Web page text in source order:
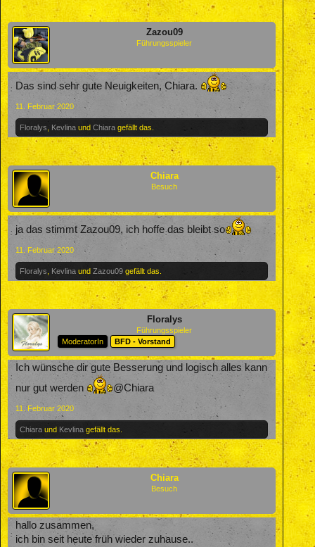
Zazou09
Führungsspieler
Das sind sehr gute Neuigkeiten, Chiara.
11. Februar 2020
Floralys Kevlina und Chiara gefällt das.
Chiara
Besuch
ja das stimmt Zazou09, ich hoffe das bleibt so
11. Februar 2020
Floralys Kevlina und Zazou09 gefällt das.
Floralys
Führungsspieler
ModeratorIn
BFD - Vorstand
Ich wünsche dir gute Besserung und logisch alles kann
nur gut werden
@Chiara
11. Februar 2020
Chiara und Kevlina gefällt das.
Chiara
Besuch
hallo zusammen,
ich bin seit heute früh wieder zuhause..